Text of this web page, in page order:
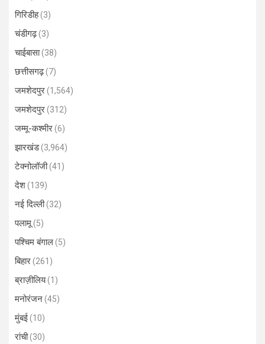
गिरिडीह(3)
चंडीगढ़(3)
चाईबासा(38)
छत्तीसगढ़(7)
जमशेदपुर(1,564)
जमशेदपुर(312)
जम्मू-कश्मीर(6)
झारखंड(3,964)
टेक्नोलॉजी(41)
देश(139)
नई दिल्ली(32)
पलामू(5)
पश्चिम बंगाल(5)
बिहार(261)
ब्राज़ीलिय(1)
मनोरंजन(45)
मुंबई(10)
रांची(30)